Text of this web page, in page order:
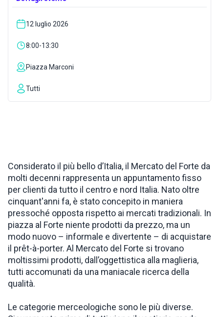
COSA FARE
ISPIRAZIONI
WEBCAM
ENG
12 luglio 2026
8:00-13:30
Piazza Marconi
Tutti
Considerato il più bello d’Italia, il Mercato del Forte da
molti decenni rappresenta un appuntamento fisso
per clienti da tutto il centro e nord Italia. Nato oltre
cinquant'anni fa, è stato concepito in maniera
pressoché opposta rispetto ai mercati tradizionali. In
piazza al Forte niente prodotti da prezzo, ma un
modo nuovo – informale e divertente – di acquistare
il prêt-à-porter. Al Mercato del Forte si trovano
moltissimi prodotti, dall’oggettistica alla maglieria,
tutti accomunati da una maniacale ricerca della
qualità.
Le categorie merceologiche sono le più diverse.